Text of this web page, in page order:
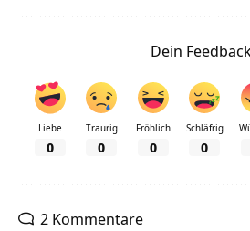
Dein
Liebe
0
Traurig
0
Fröhlich
0
Schläfrig
0
2 Kommentare